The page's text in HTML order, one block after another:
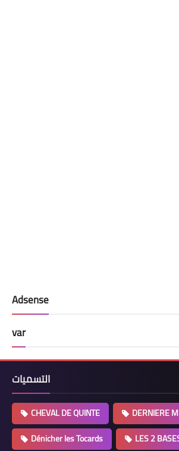
Adsense
var
التسميات
CHEVAL DE QUINTE
DERNIERE
Dénicher les Tocards
LES 2